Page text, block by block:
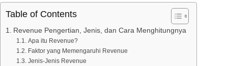
Table of Contents
Revenue Pengertian, Jenis, dan Cara Menghitungnya
Apa itu Revenue?
Faktor yang Memengaruhi Revenue
Jenis-Jenis Revenue